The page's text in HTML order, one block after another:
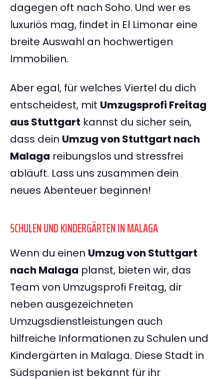
dagegen oft nach Soho. Und wer es
luxuriös mag, findet in El Limonar eine
breite Auswahl an hochwertigen
Immobilien.
Aber egal, für welches Viertel du dich
entscheidest, mit Umzugsprofi Freitag
aus Stuttgart kannst du sicher sein,
dass dein Umzug von Stuttgart nach
Malaga reibungslos und stressfrei
abläuft. Lass uns zusammen dein
neues Abenteuer beginnen!
SCHULEN UND KINDERGÄRTEN IN MALAGA
Wenn du einen Umzug von Stuttgart
nach Malaga planst, bieten wir, das
Team von Umzugsprofi Freitag, dir
neben ausgezeichneten
Umzugsdienstleistungen auch
hilfreiche Informationen zu Schulen und
Kindergärten in Malaga. Diese Stadt in
Südspanien ist bekannt für ihr